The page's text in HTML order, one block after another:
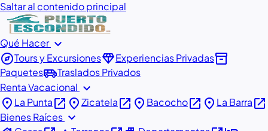
Saltar al contenido principal
Qué Hacer expand_more
exploreTours y ExcursionesdiamondExperiencias Privadasinventory_2
Paquetesairport_shuttleTraslados Privados
Renta Vacacional expand_more
place La Puntaopen_in_new placeZicatelaopen_in_new place Bacochoopen_in_new place La Barraopen_in_new
Bienes Raíces expand_more